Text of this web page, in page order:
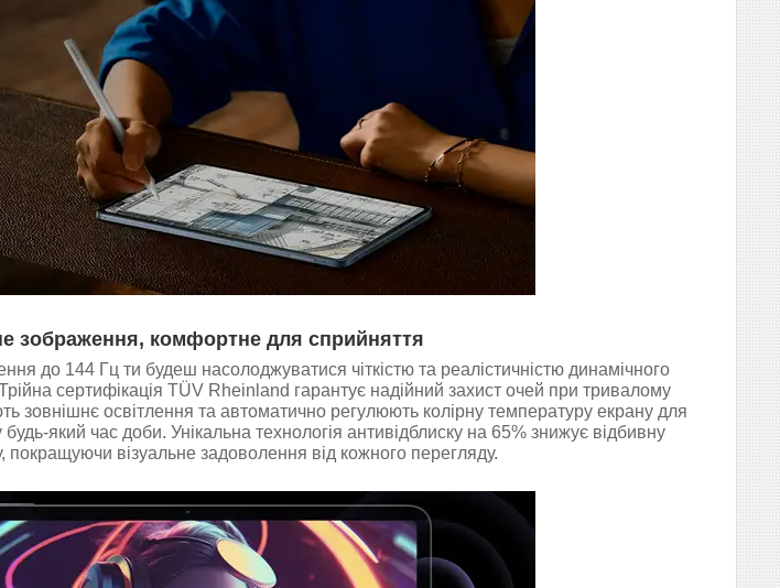
зображення, комфортне для сприйняття
до 144 Гц ти будеш насолоджуватися чіткістю та реалістичністю динамічного
сертифікація TÜV Rheinland гарантує надійний захист очей при тривалому
зовнішнє освітлення та автоматично регулюють колірну температуру екрану для
який час доби. Унікальна технологія антивідблиску на 65% знижує відбивну
покращуючи візуальне задоволення від кожного перегляду.